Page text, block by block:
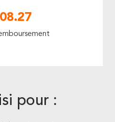
pour :